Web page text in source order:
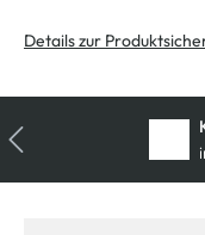
Details zur